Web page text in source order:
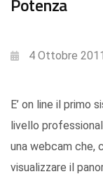
Potenza
4 Ottobre 2011
E’ on line il
livello
una webcam che,
visualizzare il